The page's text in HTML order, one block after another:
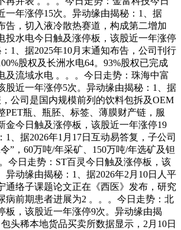
一年涨停15次。异动缘由揭秘：1、据
告，切入液冷散热赛道，构成第二增加
投水电今日触及涨停板，该股近一年涨停
1、据2025年10月末通知布告，公司刊行
股权及长洲水电64。93%股权已完成
及流域水电 。。。今日走势：珠海中富
股近一年涨停5次。异动缘由揭秘：1、据
，公司是国内规模前列的饮料包拆及OEM
PET瓶、瓶胚、标签、薄膜财产链，服
金今日触及涨停板，该股近一年涨停19
1、据2026年1月17日互动易答复，子公司
”，60万吨/年采矿、150万吨/年选矿及钽
今日走势：ST百灵今日触及涨停板，该
异动缘由揭秘：1、据2026年2月10日人平
通络子课题论文正在《西医》发布，研究
病前期患者进展为2 。。。今日走势：北
板，该股近一年涨停9次。异动缘由揭
头稀本地货品买卖所数据显示，2月10日